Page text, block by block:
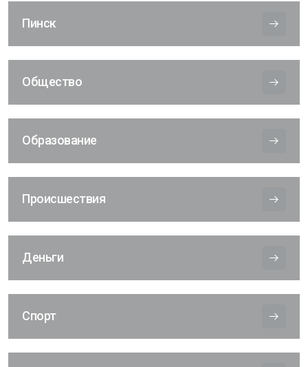
Пинск
Общество
Образование
Происшествия
Деньги
Спорт